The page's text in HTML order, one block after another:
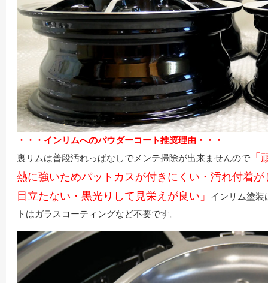
・・・インリムへのパウダーコート推奨理由・・・
裏リムは普段汚れっぱなしでメンテ掃除が出来ませんので
熱に強いためパットカスが付きにくい・汚れ付着
目立たない・黒光りして見栄えが良い」
インリム塗装
トはガラスコーティングなど不要です。